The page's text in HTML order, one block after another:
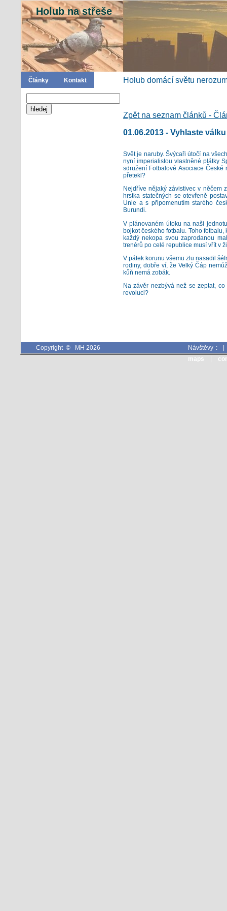
Holub na střeše
Články Kontakt Holub domácí světu
Zpět na seznam článků -
01.06.2013 - Vyhlaste
Svět je naruby. Švýcaři útočí na
nyní imperialistou vlastněné plátky
sdružení Fotbalové Asociace
přetekl?
Nejdříve nějaký závistivec v něčem
hrstka statečných se otevřeně
Unie a s připomenutím starého
Burundi.
V plánovaném útoku na naši
bojkot českého fotbalu. Toho
každý nekopa svou zaprodanou
trenérů po celé republice musí vřít v
V pátek korunu všemu zlu nasadil
rodiny, dobře ví, že Velký Čáp
kůň nemá zobák.
Na závěr nezbývá než se zeptat,
revoluci?
Copyright © MH 2026
Návštěvy
maps